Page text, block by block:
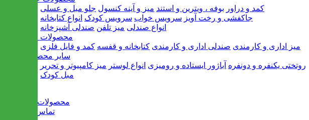
کمد و دراور بوفه ، ویترین و استند میز و آینه کنسول جلو مبل و عسلی
جاکفشی و رخت آویز سرویس خواب سرویس کودک انواع کتابخانه
انواع صندلی میز تلفن صندلی آشپزخانه
محصولات اداری
میز اداری و کارمندی صندلی اداری و کارمندی کتابخانه و قفسه کمد و فایل فلزی
سایر محصولات
روتختی یکنفره و دونفره آباژور ایستاده و رومیزی انواع لوستر میز کامپیوتر و تحریر
مبل کودک
محصولات جدید
تماس با ما